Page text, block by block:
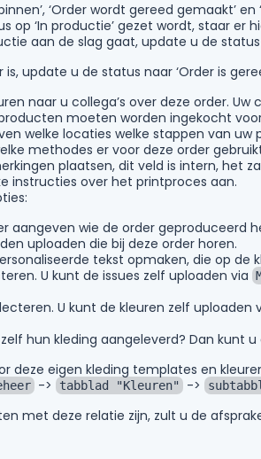
‘Order wordt gereed gemaakt’ en
op ‘In productie’ gezet wordt, staar er
aan de slag gaat, update u de
update u de status naar ‘Order is
naar u collega’s over deze order. Uw
moeten worden ingekocht
welke locaties welke stappen van uw
methodes er voor deze order
plaatsen, dit veld is intern, het
instructies over het printproces aan.
aangeven wie de order geproduceerd
uploaden die bij deze order horen.
tekst opmaken, die op de
U kunt de issues zelf uploaden via
U kunt de kleuren zelf uploaden
hun kleding aangeleverd? Dan kunt
deze eigen kleding templates en
-> tabblad "Kleuren" ->
met deze relatie zijn, zult u de